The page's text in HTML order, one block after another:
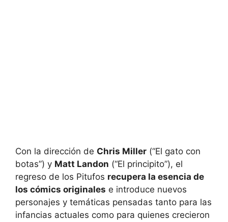
Con la dirección de Chris Miller (“El gato con
botas”) y Matt Landon (“El principito”), el
regreso de los Pitufos recupera la esencia de
los cómics originales e introduce nuevos
personajes y temáticas pensadas tanto para las
infancias actuales como para quienes crecieron